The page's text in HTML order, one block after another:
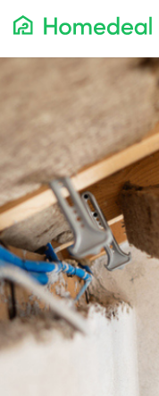
Populaire projecten
Aannemer
Airco
Alarmsystemen
Architect
Asbest
Bestrating
Cv-ketels